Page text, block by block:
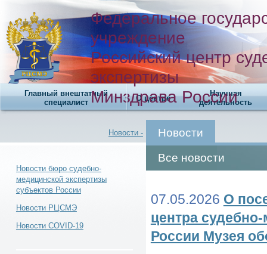
Федеральное
учреждение
Российский центр
экспертизы
Минздрава России
Главный внештатный
специалист
О центре
Научная
деятельность
Новости - Новости
Новости бюро судебно-
медицинской экспертизы
субъектов России
Новости РЦСМЭ
Новости COVID-19
Все новости
07.05.2026 О
центра
России Музея